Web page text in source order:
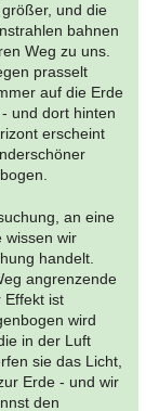
und die
bahnen
Weg zu uns.
prasselt
auf die Erde
und dort hinten
erscheint
an eine
wissen wir
handelt.
angrenzende
Effekt ist
wird
in der Luft
sie das Licht,
Erde - und wir
den